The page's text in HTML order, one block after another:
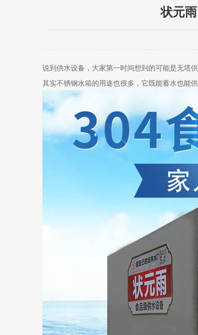
状元
说到供水设备，大家第一时间想到的可能是无塔
其实不锈钢水箱的用途也很多，它既能蓄水也能